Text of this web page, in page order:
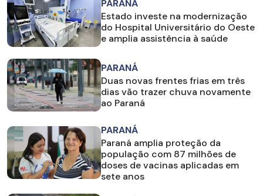
PARANÁ
Estado investe na modernização
do Hospital Universitário do Oeste
e amplia assistência à saúde
PARANÁ
Duas novas frentes frias em três
dias vão trazer chuva novamente
ao Paraná
PARANÁ
Paraná amplia proteção da
população com 87 milhões de
doses de vacinas aplicadas em
sete anos